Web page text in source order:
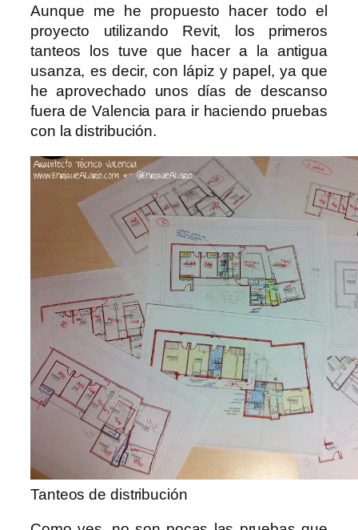
Aunque me he propuesto hacer todo el
proyecto utilizando Revit, los primeros
tanteos los tuve que hacer a la antigua
usanza, es decir, con lápiz y papel, ya que
he aprovechado unos días de descanso
fuera de Valencia para ir haciendo pruebas
con la distribución.
Tanteos de distribución